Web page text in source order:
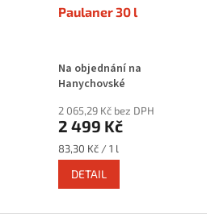
Paulaner 30 l
Na objednání na
Hanychovské
2 065,29 Kč bez DPH
2 499 Kč
Měrná
cena:
83,30 Kč / 1 l
DETAIL